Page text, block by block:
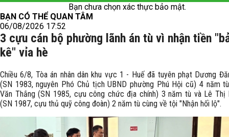
Bạn chưa chọn xác thực bảo mật.
BẠN CÓ THỂ QUAN TÂM
06/08/2026 17:52
3 cựu cán bộ phường lãnh án tù vì nhận tiền
kê" vỉa hè
Chiều 6/8, Tòa án nhân dân khu vực 1 - Huế đã tuyên phạt Dương
(SN 1983, nguyên Phó Chủ tịch UBND phường Phú Hội cũ) 4 năm
Văn Thắng (SN 1985, cựu công chức địa chính) 3 năm tù và Lê Thị
(SN 1987, cựu thủ quỹ công đoàn) 2 năm tù cùng về tội "Nhận hối lộ".